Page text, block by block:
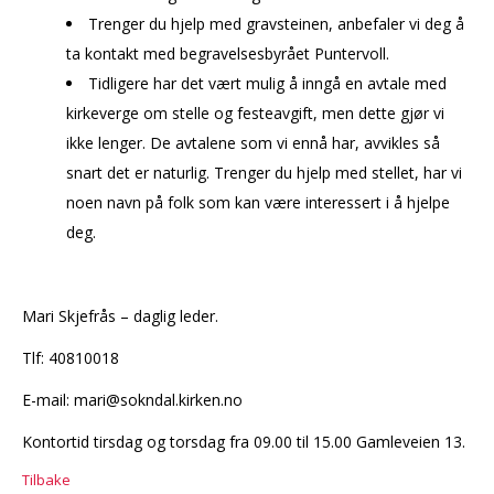
Trenger du hjelp med gravsteinen, anbefaler vi deg å
ta kontakt med begravelsesbyrået Puntervoll.
Tidligere har det vært mulig å inngå en avtale med
kirkeverge om stelle og festeavgift, men dette gjør vi
ikke lenger. De avtalene som vi ennå har, avvikles så
snart det er naturlig. Trenger du hjelp med stellet, har vi
noen navn på folk som kan være interessert i å hjelpe
deg.
Mari Skjefrås – daglig leder.
Tlf: 40810018
E-mail: mari@sokndal.kirken.no
Kontortid tirsdag og torsdag fra 09.00 til 15.00 Gamleveien 13.
Tilbake